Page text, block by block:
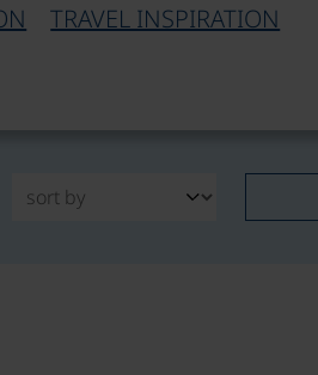
TRAVEL INSPIRATION